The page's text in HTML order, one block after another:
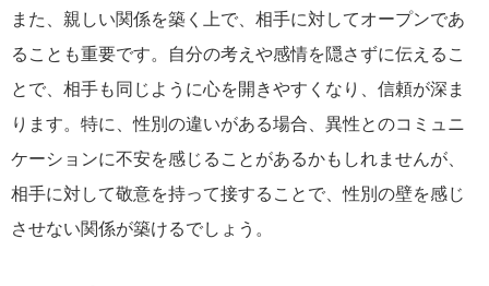
また、親しい関係を築く上で、相手に対してオープンであ
ることも重要です。自分の考えや感情を隠さずに伝えるこ
とで、相手も同じように心を開きやすくなり、信頼が深ま
ります。特に、性別の違いがある場合、異性とのコミュニ
ケーションに不安を感じることがあるかもしれませんが、
相手に対して敬意を持って接することで、性別の壁を感じ
させない関係が築けるでしょう。